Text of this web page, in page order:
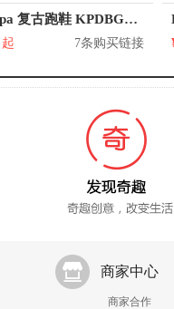
Kappa 复古跑鞋 KPDBGMM80C
起 7条购买链接
商家中心
商家合作